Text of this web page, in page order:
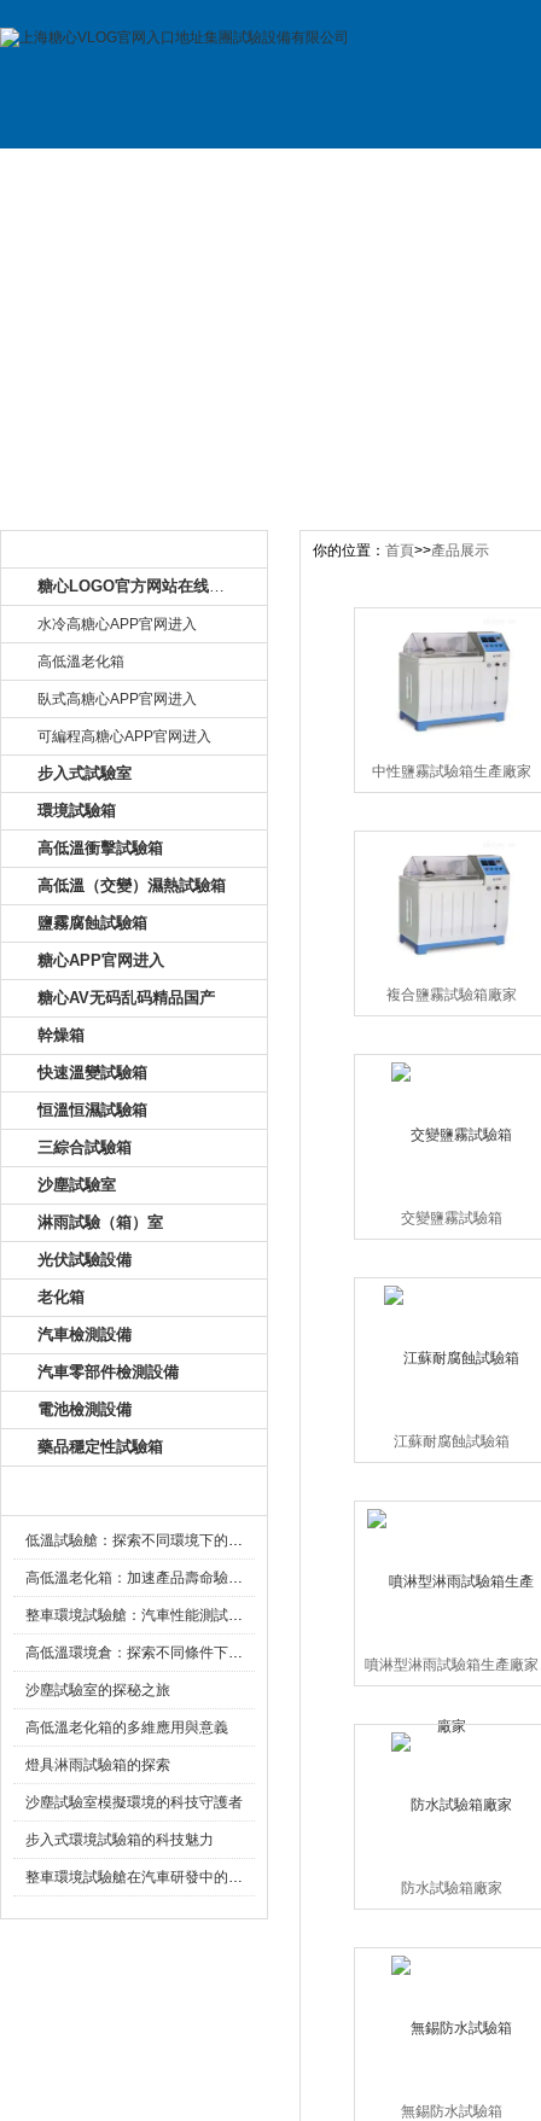
糖心LOGO官方网站在线观看
水冷高糖心APP官网进入
高低溫老化箱
臥式高糖心APP官网进入
可編程高糖心APP官网进入
步入式試驗室
環境試驗箱
高低溫衝擊試驗箱
高低溫（交變）濕熱試驗箱
鹽霧腐蝕試驗箱
糖心APP官网进入
糖心AV无码乱码精品国产
幹燥箱
快速溫變試驗箱
恒溫恒濕試驗箱
三綜合試驗箱
沙塵試驗室
淋雨試驗（箱）室
光伏試驗設備
老化箱
汽車檢測設備
汽車零部件檢測設備
電池檢測設備
藥品穩定性試驗箱
低溫試驗艙：探索不同環境下的科技邊界
高低溫老化箱：加速產品壽命驗證的可靠夥伴
整車環境試驗艙：汽車性能測試的設備
高低溫環境倉：探索不同條件下的科學奧秘
沙塵試驗室的探秘之旅
高低溫老化箱的多維應用與意義
燈具淋雨試驗箱的探索
沙塵試驗室模擬環境的科技守護者
步入式環境試驗箱的科技魅力
整車環境試驗艙在汽車研發中的作用
你的位置： 首頁>>產品展示
中性鹽霧試驗箱生產廠家
複合鹽霧試驗箱廠家
交變鹽霧試驗箱
江蘇耐腐蝕試驗箱
噴淋型淋雨試驗箱生產廠家
防水試驗箱廠家
無錫防水試驗箱